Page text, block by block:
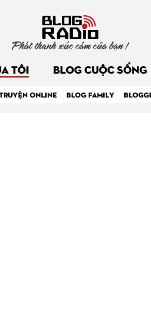
Phát thanh xúc cảm của bạn !
TÔI BLOG CUỘC SỐNG
ONLINE BLOG FAMILY